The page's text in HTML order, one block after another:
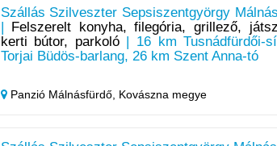
Szállás Szilveszter Sepsiszentgyörgy
Felszerelt konyha, filegória, grillező,
kerti bútor, parkoló| 16 km Tusnádfürdői-
Torjai Büdös-barlang, 26 km Szent Anna-tó
Panzió Málnásfürdő, Kovászna megye